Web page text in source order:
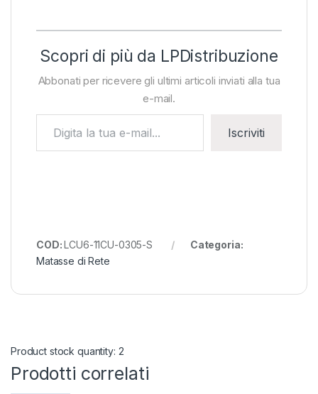
Scopri di più da LPDistribuzione
Abbonati per ricevere gli ultimi articoli inviati alla tua
e-mail.
Iscriviti
COD:LCU6-11CU-0305-S
Categoria:
Matasse di Rete
Product stock quantity: 2
Prodotti correlati